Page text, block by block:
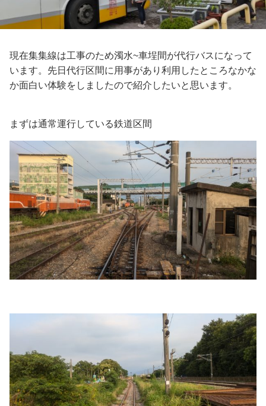
現在集集線は工事のため濁水~車埕間が代行バスになって
います。先日代行区間に用事があり利用したところなかな
か面白い体験をしましたので紹介したいと思います。
まずは通常運行している鉄道区間